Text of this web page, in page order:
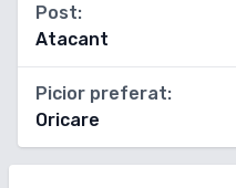
Post:
Atacant
Picior preferat:
Oricare